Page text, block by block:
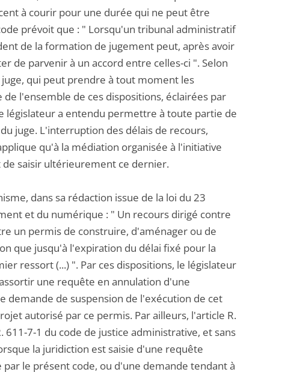
à courir pour une durée qui ne peut être
prévoit que : " Lorsqu'un tribunal administratif
de la formation de jugement peut, après avoir
de parvenir à un accord entre celles-ci ". Selon
juge, qui peut prendre à tout moment les
l'ensemble de ces dispositions, éclairées par
législateur a entendu permettre à toute partie de
juge. L'interruption des délais de recours,
qu'à la médiation organisée à l'initiative
saisir ultérieurement ce dernier.
dans sa rédaction issue de la loi du 23
et du numérique : " Un recours dirigé contre
un permis de construire, d'aménager ou de
que jusqu'à l'expiration du délai fixé pour la
ressort (...) ". Par ces dispositions, le législateur
une requête en annulation d'une
de suspension de l'exécution de cet
autorisé par ce permis. Par ailleurs, l'article R.
7-1 du code de justice administrative, et sans
la juridiction est saisie d'une requête
le présent code, ou d'une demande tendant à